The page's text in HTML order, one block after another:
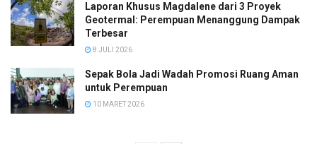
Laporan Khusus Magdalene dari 3 Proyek
Geotermal: Perempuan Menanggung Dampak
Terbesar
8 JULI 2026
Sepak Bola Jadi Wadah Promosi Ruang Aman
untuk Perempuan
10 MARET 2026